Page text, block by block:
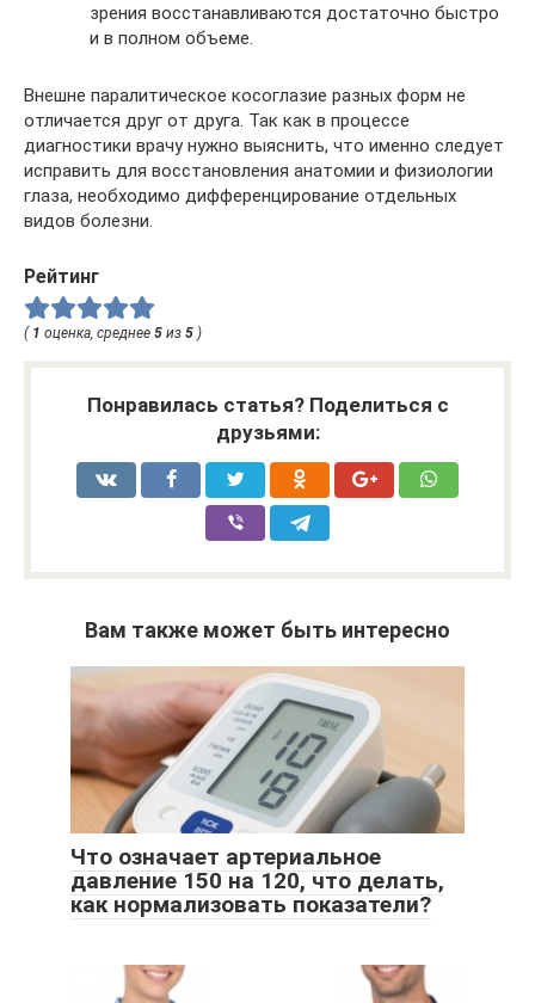
зрения восстанавливаются достаточно быстро
и в полном объеме.
Внешне паралитическое косоглазие разных форм не
отличается друг от друга. Так как в процессе
диагностики врачу нужно выяснить, что именно следует
исправить для восстановления анатомии и физиологии
глаза, необходимо дифференцирование отдельных
видов болезни.
Рейтинг
( 1 оценка, среднее 5 из 5 )
Понравилась статья? Поделиться с
друзьями:
Вам также может быть интересно
Что означает артериальное
давление 150 на 120, что делать,
как нормализовать показатели?